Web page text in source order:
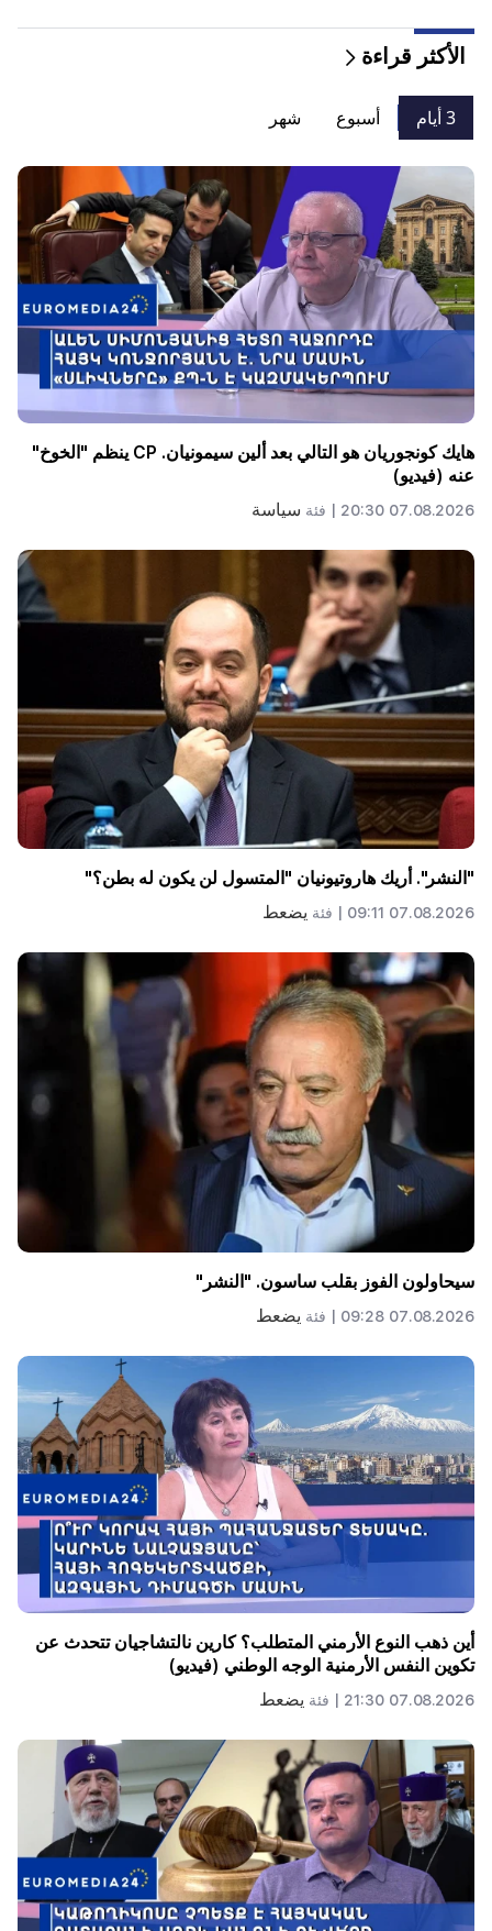
الأكثر قراءة
3 أيام أسبوع شهر
هايك كونجوريان هو التالي بعد ألين سيمونيان. CP ينظم "الخوخ"
عنه (فيديو)
07.08.2026 20:30 | فئة سياسة
"النشر". أريك هاروتيونيان "المتسول لن يكون له بطن؟"
07.08.2026 09:11 | فئة يضعط
سيحاولون الفوز بقلب ساسون. "النشر"
07.08.2026 09:28 | فئة يضعط
أين ذهب النوع الأرمني المتطلب؟ كارين نالتشاجيان تتحدث عن
تكوين النفس الأرمنية الوجه الوطني (فيديو)
07.08.2026 21:30 | فئة يضعط